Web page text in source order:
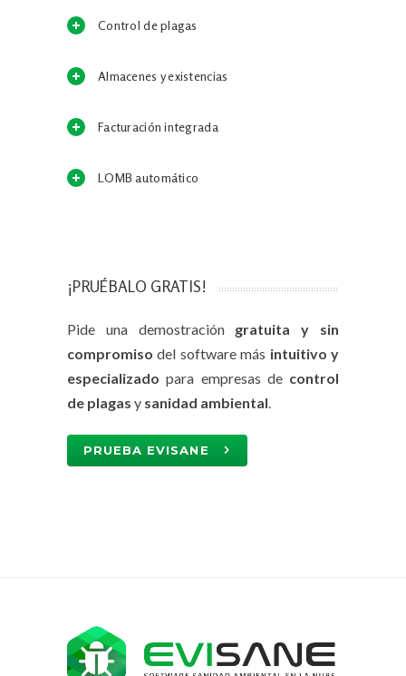
Control de plagas
Almacenes y existencias
Facturación integrada
LOMB automático
¡PRUÉBALO GRATIS!
Pide una demostración gratuita y sin
compromiso del software más intuitivo y
especializado para empresas de control
de plagas y sanidad ambiental.
PRUEBA EVISANE